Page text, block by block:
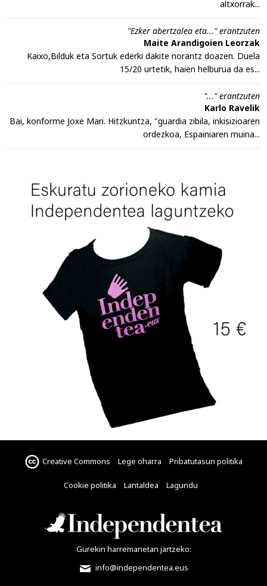
altxorrak...
"Ezker abertzalea eta..." erantzuten
Maite Arandigoien Leorzak
Kaixo,Bilduk eta Sortuk ederki dakite norantz doazen. Duela
15/20 urtetik, haien helburua da es...
"..." erantzuten
Karlo Ravelik
Bai, konforme Joxe Mari. Hitzkuntza, "guardia zibila, inkisizioaren
ordezkoa, Espainiaren muina...
Creative Commons Lege oharra Pribatutasun politika
Cookie politika Lantaldea Lagundu
Gurekin harremanetan jartzeko:
info@independentea.eus